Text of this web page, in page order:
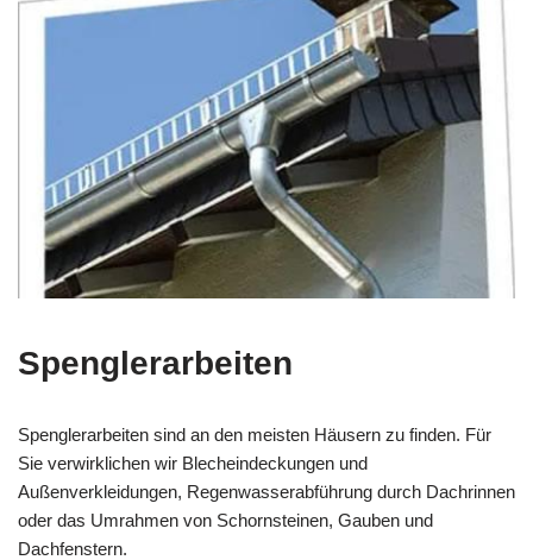
Spenglerarbeiten
Spenglerarbeiten sind an den meisten Häusern zu finden. Für
Sie verwirklichen wir Blecheindeckungen und
Außenverkleidungen, Regenwasserabführung durch Dachrinnen
oder das Umrahmen von Schornsteinen, Gauben und
Dachfenstern.